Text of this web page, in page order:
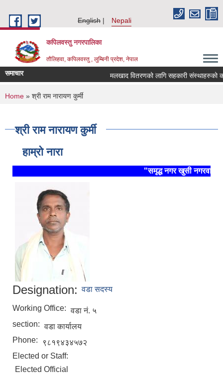
English
Nepali
कपिलवस्तु नगरपालिका
तौलिहवा, कपिलवस्तु , लुम्बिनी प्रदेश, नेपाल
समाचार मलखाद वितरणको लागि सहकारी संस्थाहरुको
You are here
Home » श्री राम नारायण कुर्मी
श्री राम नारायण कुर्मी
हाम्रो नारा
"समृद्ध नगर खुसी नगरवासी,
Designation: वडा सदस्य
Working Office: वडा नं. ५
section: वडा कार्यालय
Phone:
९८१९४३४५७२
Elected or Staff:
Elected Official